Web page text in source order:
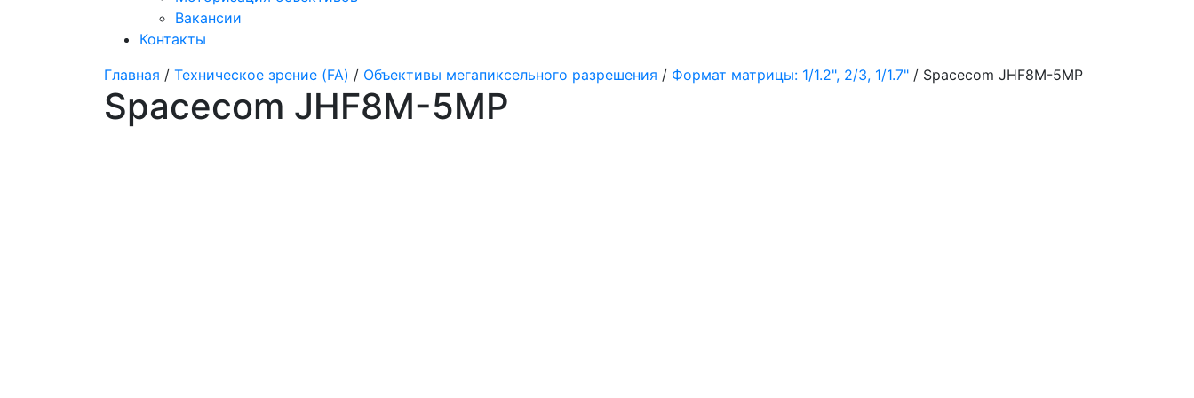
Вакансии
Контакты
Главная / Техническое зрение (FA) / Объективы мегапиксельного разрешения / Формат матрицы: 1/1.2", 2/3, 1/1.7" / Spacecom JHF8M-5MP
Spacecom JHF8M-5MP